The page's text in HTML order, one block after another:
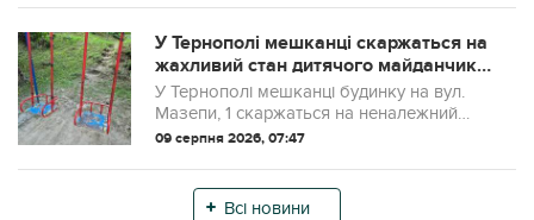
однак лише 78% від середнього
показника по Укр...
У Тернополі мешканці скаржаться на
жахливий стан дитячого майданчика
на Мазепи
У Тернополі мешканці будинку на вул.
Мазепи, 1 скаржаться на неналежний
стан дитячого майданчика. За словами
перебувають у занедбаному та
аварійному стані.
09 серпня 2026, 07:47
Всі новини